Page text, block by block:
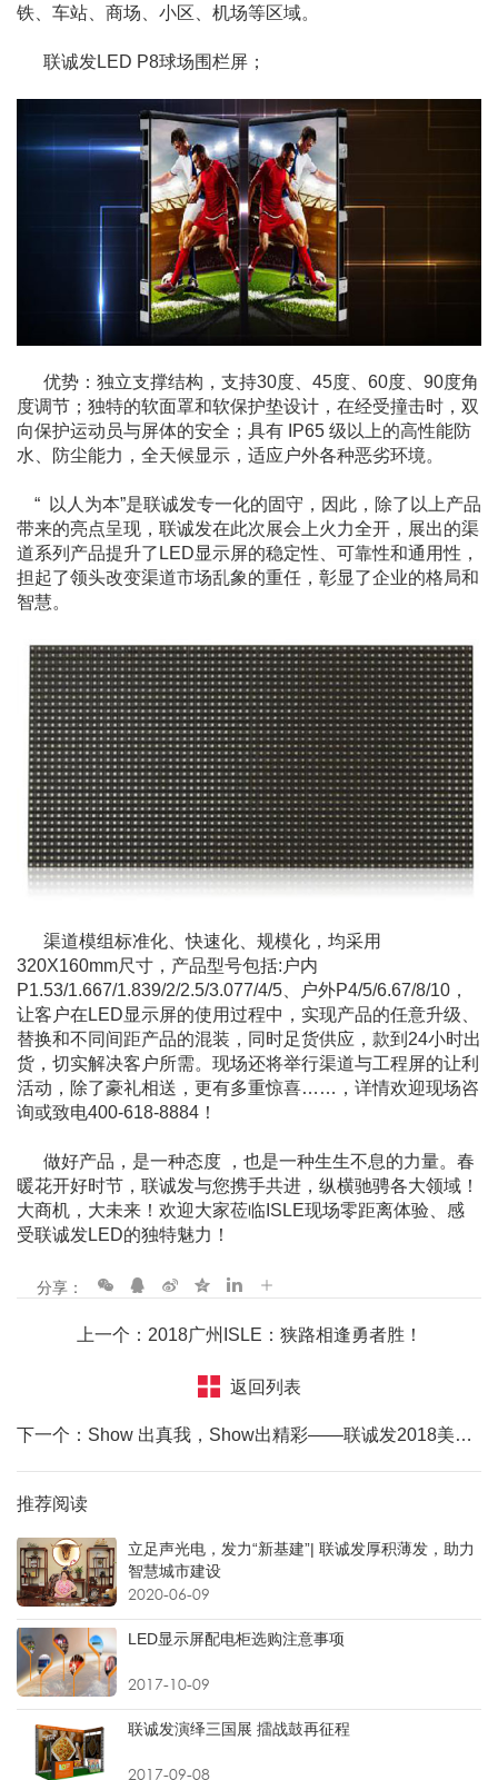
铁、车站、商场、小区、机场等区域。
联诚发LED P8球场围栏屏；
优势：独立支撑结构，支持30度、45度、60度、90度角
度调节；独特的软面罩和软保护垫设计，在经受撞击时，双
向保护运动员与屏体的安全；具有 IP65 级以上的高性能防
水、防尘能力，全天候显示，适应户外各种恶劣环境。
“ 以人为本”是联诚发专一化的固守，因此，除了以上产品
带来的亮点呈现，联诚发在此次展会上火力全开，展出的渠
道系列产品提升了LED显示屏的稳定性、可靠性和通用性，
担起了领头改变渠道市场乱象的重任，彰显了企业的格局和
智慧。
渠道模组标准化、快速化、规模化，均采用
320X160mm尺寸，产品型号包括:户内
P1.53/1.667/1.839/2/2.5/3.077/4/5、户外P4/5/6.67/8/10，
让客户在LED显示屏的使用过程中，实现产品的任意升级、
替换和不同间距产品的混装，同时足货供应，款到24小时出
货，切实解决客户所需。现场还将举行渠道与工程屏的让利
活动，除了豪礼相送，更有多重惊喜……，详情欢迎现场咨
询或致电400-618-8884！
做好产品，是一种态度 ，也是一种生生不息的力量。春
暖花开好时节，联诚发与您携手共进，纵横驰骋各大领域！
大商机，大未来！欢迎大家莅临ISLE现场零距离体验、感
受联诚发LED的独特魅力！
分享：
上一个：2018广州ISLE：狭路相逢勇者胜！
返回列表
下一个：Show 出真我，Show出精彩——联诚发2018美国Show来了！
推荐阅读
立足声光电，发力“新基建”| 联诚发厚积薄发，助力
智慧城市建设
2020-06-09
LED显示屏配电柜选购注意事项
2017-10-09
联诚发演绎三国展 擂战鼓再征程
2017-09-08